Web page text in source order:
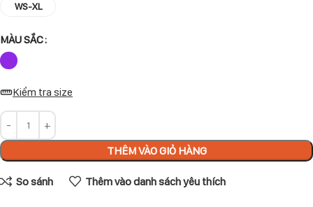
WS-XL
MÀU SẮC
Kiểm tra size
THÊM VÀO GIỎ HÀNG
So sánh Thêm vào danh sách yêu thích